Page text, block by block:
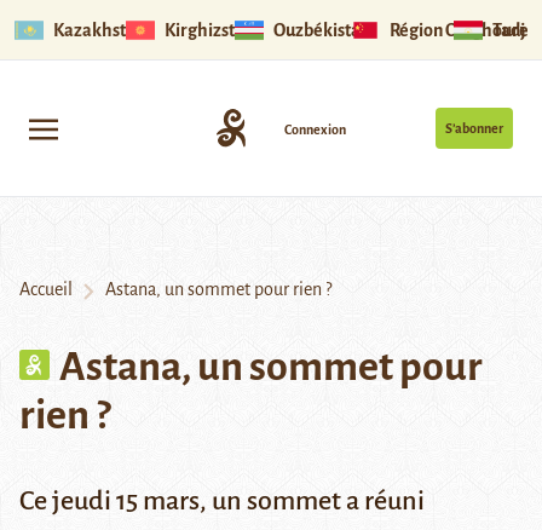
Kazakhstan Kirghizstan Ouzbékistan Région Ouïghoure
S’abonner
Connexion
Accueil Astana, un sommet pour rien ?
Astana, un sommet pour
rien ?
Ce jeudi 15 mars, un sommet a réuni